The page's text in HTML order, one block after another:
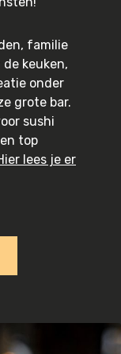
familie
keuken,
onder
grote bar.
sushi
top
lees je er